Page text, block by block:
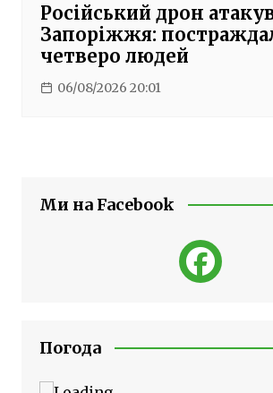
Російський дрон
Запоріжжя:
четверо людей
06/08/2026 20:01
Ми на Facebook
Погода